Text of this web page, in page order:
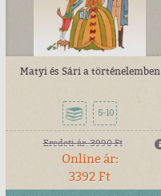
Matyi és Sári a történelemben
5-10
Eredeti ár:3990 Ft
Online ár:
3392 Ft